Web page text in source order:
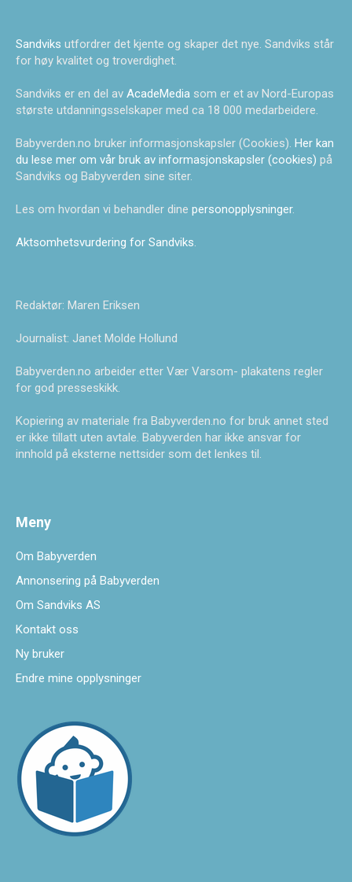
Sandviks utfordrer det kjente og skaper det nye. Sandviks står
for høy kvalitet og troverdighet.
Sandviks er en del av AcadeMedia som er et av Nord-Europas
største utdanningsselskaper med ca 18 000 medarbeidere.
Babyverden.no bruker informasjonskapsler (Cookies). Her kan
du lese mer om vår bruk av informasjonskapsler (cookies) på
Sandviks og Babyverden sine siter.
Les om hvordan vi behandler dine personopplysninger.
Aktsomhetsvurdering for Sandviks.
Redaktør: Maren Eriksen
Journalist: Janet Molde Hollund
Babyverden.no arbeider etter Vær Varsom- plakatens regler
for god presseskikk.
Kopiering av materiale fra Babyverden.no for bruk annet sted
er ikke tillatt uten avtale. Babyverden har ikke ansvar for
innhold på eksterne nettsider som det lenkes til.
Meny
Om Babyverden
Annonsering på Babyverden
Om Sandviks AS
Kontakt oss
Ny bruker
Endre mine opplysninger